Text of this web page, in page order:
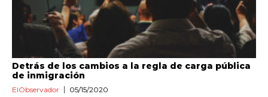
Detrás de los cambios a la regla de carga pública
de inmigración
ElObservador 05/15/2020